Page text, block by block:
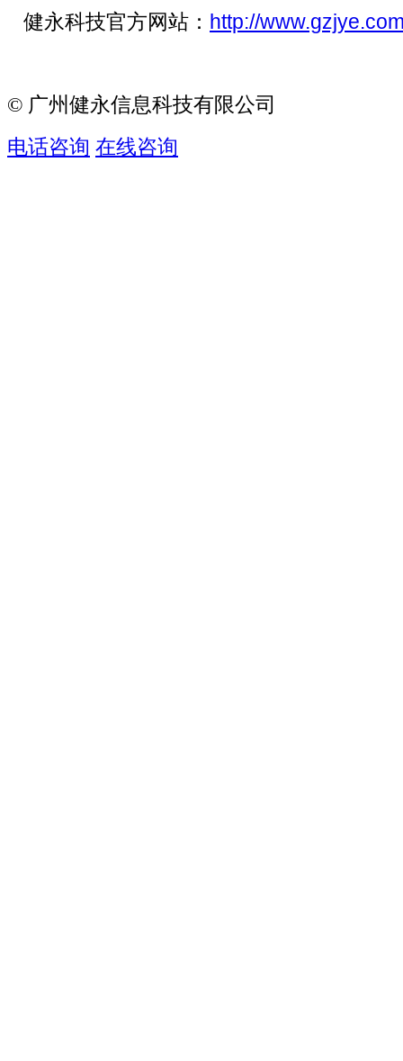
健永科技官方网站： http://
© 广州健永信息科技有限公司
电话咨询 在线咨询